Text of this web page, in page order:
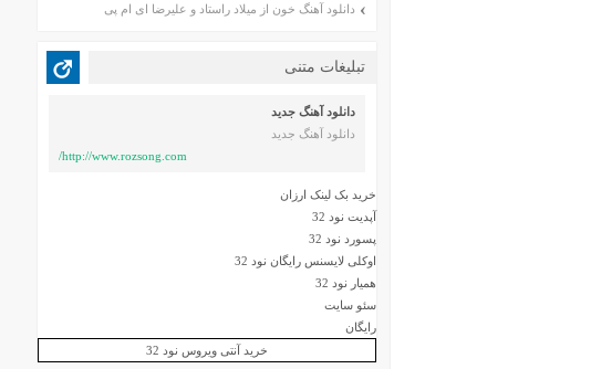
دانلود آهنگ خون از میلاد راستاد و علیرضا ای ام پی
تبلیغات متنی
دانلود آهنگ جدید
دانلود آهنگ جدید
http://www.rozsong.com/
خرید بک لینک ارزان
آپدیت نود 32
پسورد نود 32
اوکلی لایسنس رایگان نود 32
همیار نود 32
سئو سایت
رایگان
خرید آنتی ویروس نود 32